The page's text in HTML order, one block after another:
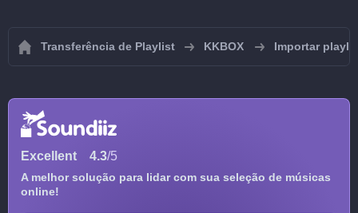
Transferência de Playlist KKBOX Importar
Excellent 4.3/5
A melhor solução para lidar com sua seleção de músicas
online!